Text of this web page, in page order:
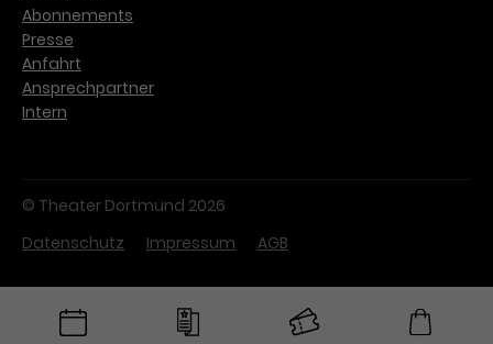
Abonnements
Presse
Anfahrt
Ansprechpartner
Intern
© Theater Dortmund 2026
Datenschutz
Impressum AGB